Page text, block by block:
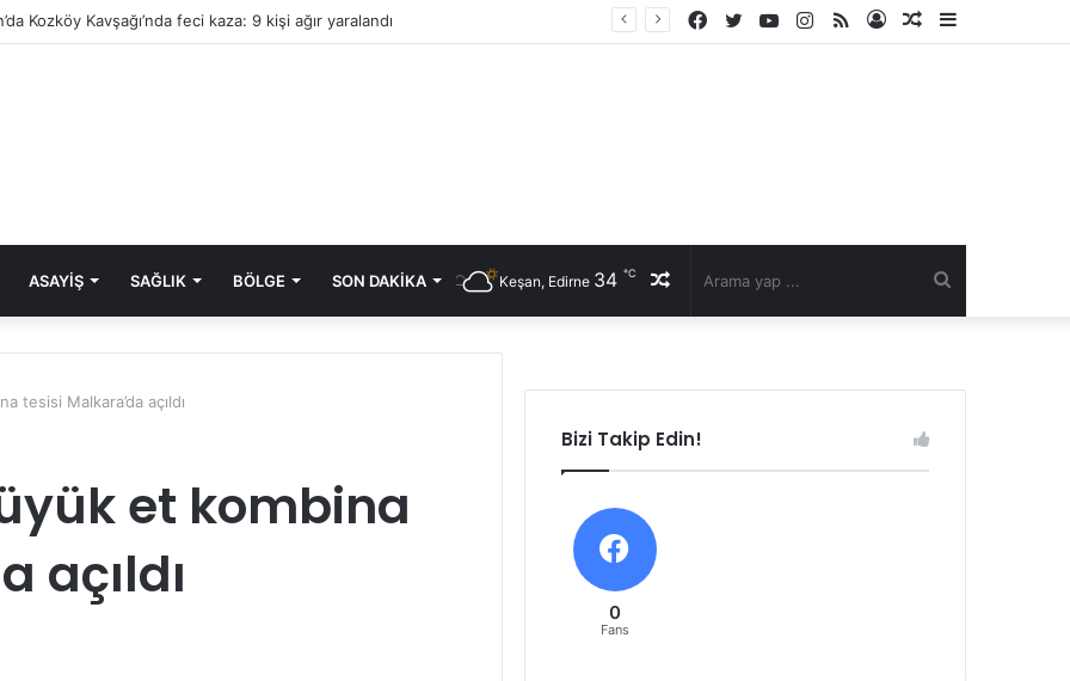
Kozköy Kavşağı’nda feci kaza: 9 kişi ağır yaralandı
Rastgele
Kayıt
RSS
Instagram
YouTube
Twitter
Facebook
ASAYIŞ SAĞLIK BÖLGE SON DAKIKA Rastgele
Keşan, Edirne 34 ℃
tesisi Malkara’da açıldı
et kombina
açıldı
Bizi Takip Edin!
0
Fans